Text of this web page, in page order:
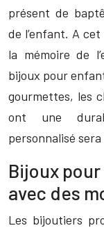
présent de
de l’enfant. A
la mémoire de
bijoux pour
gourmettes, les
ont une
personnalisé
Bijoux
avec des
Les bijoutiers